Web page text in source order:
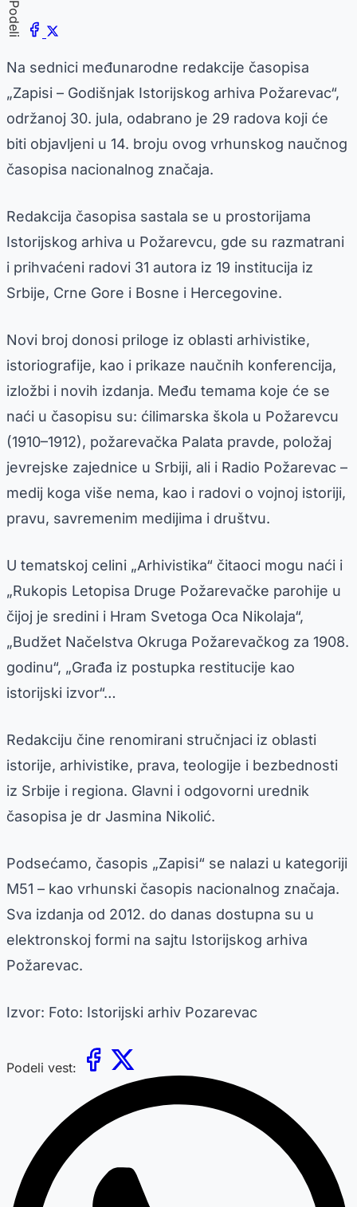
Podeli
Na sednici međunarodne redakcije časopisa
„Zapisi – Godišnjak Istorijskog arhiva Požarevac“,
održanoj 30. jula, odabrano je 29 radova koji će
biti objavljeni u 14. broju ovog vrhunskog naučnog
časopisa nacionalnog značaja.
Redakcija časopisa sastala se u prostorijama
Istorijskog arhiva u Požarevcu, gde su razmatrani
i prihvaćeni radovi 31 autora iz 19 institucija iz
Srbije, Crne Gore i Bosne i Hercegovine.
Novi broj donosi priloge iz oblasti arhivistike,
istoriografije, kao i prikaze naučnih konferencija,
izložbi i novih izdanja. Među temama koje će se
naći u časopisu su: ćilimarska škola u Požarevcu
(1910–1912), požarevačka Palata pravde, položaj
jevrejske zajednice u Srbiji, ali i Radio Požarevac –
medij koga više nema, kao i radovi o vojnoj istoriji,
pravu, savremenim medijima i društvu.
U tematskoj celini „Arhivistika“ čitaoci mogu naći i
„Rukopis Letopisa Druge Požarevačke parohije u
čijoj je sredini i Hram Svetoga Oca Nikolaja“,
„Budžet Načelstva Okruga Požarevačkog za 1908.
godinu“, „Građa iz postupka restitucije kao
istorijski izvor“…
Redakciju čine renomirani stručnjaci iz oblasti
istorije, arhivistike, prava, teologije i bezbednosti
iz Srbije i regiona. Glavni i odgovorni urednik
časopisa je dr Jasmina Nikolić.
Podsećamo, časopis „Zapisi“ se nalazi u kategoriji
M51 – kao vrhunski časopis nacionalnog značaja.
Sva izdanja od 2012. do danas dostupna su u
elektronskoj formi na sajtu Istorijskog arhiva
Požarevac.
Izvor: Foto: Istorijski arhiv Pozarevac
Podeli vest: